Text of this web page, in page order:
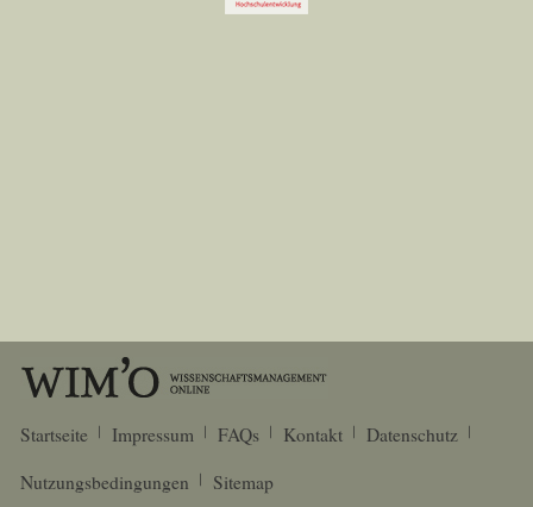
Startseite Impressum FAQs Kontakt
Datenschutz
Nutzungsbedingungen
Sitemap